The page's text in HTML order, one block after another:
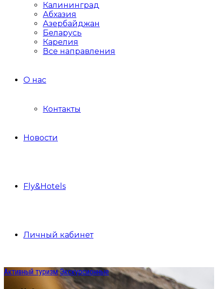
Калининград
Абхазия
Азербайджан
Беларусь
Карелия
Все направления
О нас
Контакты
Новости
Fly&Hotels
Личный кабинет
Активный туризм Экскурсионные